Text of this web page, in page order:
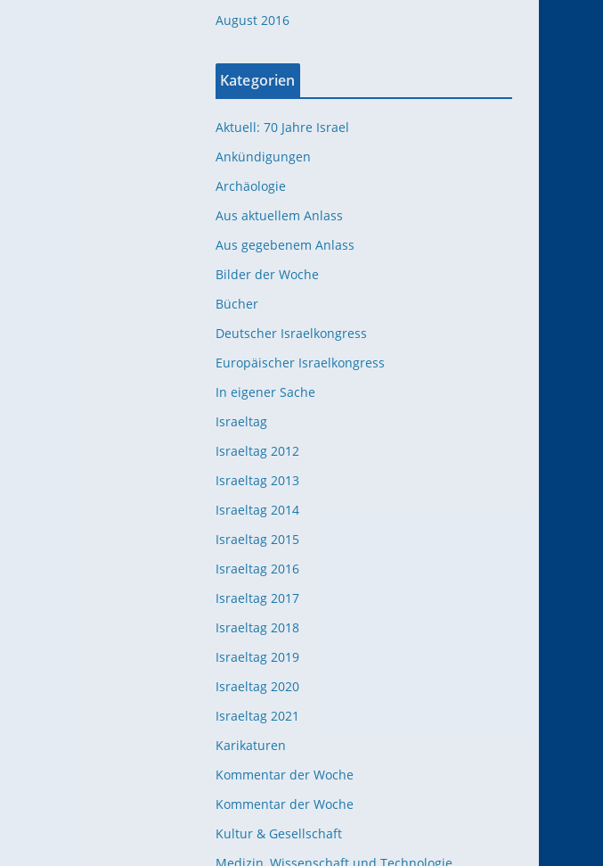
August 2016
Kategorien
Aktuell: 70 Jahre Israel
Ankündigungen
Archäologie
Aus aktuellem Anlass
Aus gegebenem Anlass
Bilder der Woche
Bücher
Deutscher Israelkongress
Europäischer Israelkongress
In eigener Sache
Israeltag
Israeltag 2012
Israeltag 2013
Israeltag 2014
Israeltag 2015
Israeltag 2016
Israeltag 2017
Israeltag 2018
Israeltag 2019
Israeltag 2020
Israeltag 2021
Karikaturen
Kommentar der Woche
Kommentar der Woche
Kultur & Gesellschaft